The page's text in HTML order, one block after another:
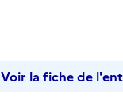
Voir la fiche de